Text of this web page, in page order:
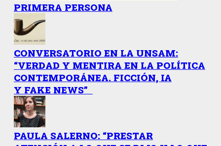
PRIMERA PERSONA
CONVERSATORIO EN LA UNSAM:
“VERDAD Y MENTIRA EN LA POLÍTICA
CONTEMPORÁNEA. FICCIÓN, IA
Y FAKE NEWS”
PAULA SALERNO: “PRESTAR